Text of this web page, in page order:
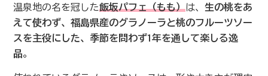
温泉地の名を冠した飯坂パフェ（もも）は、 生の桃をあ
えて使わず、福島県産のグラノーラと桃のフルーツソー
スを主役にした、季節を問わず1年を通して楽しる逸
品。